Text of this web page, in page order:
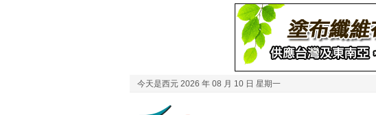
今天是西元 2026 年 08 月 10 日 星期一